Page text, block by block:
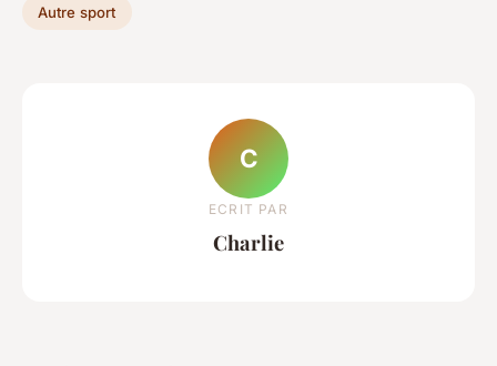
Autre sport
C
ECRIT PAR
Charlie